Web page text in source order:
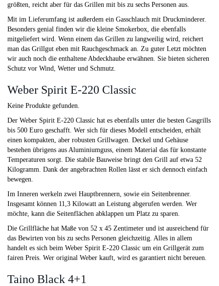
größten, reicht aber für das Grillen mit bis zu sechs Personen aus.
Mit im Lieferumfang ist außerdem ein Gasschlauch mit Druckminderer.
Besonders genial finden wir die kleine Smokerbox, die ebenfalls
mitgeliefert wird. Wenn einem das Grillen zu langweilig wird, reichert
man das Grillgut eben mit Rauchgeschmack an. Zu guter Letzt möchten
wir auch noch die enthaltene Abdeckhaube erwähnen. Sie bieten sicheren
Schutz vor Wind, Wetter und Schmutz.
Weber Spirit E-220 Classic
Keine Produkte gefunden.
Der Weber Spirit E-220 Classic hat es ebenfalls unter die besten Gasgrills
bis 500 Euro geschafft. Wer sich für dieses Modell entscheiden, erhält
einen kompakten, aber robusten Grillwagen. Deckel und Gehäuse
bestehen übrigens aus Aluminiumguss, einem Material das für konstante
Temperaturen sorgt. Die stabile Bauweise bringt den Grill auf etwa 52
Kilogramm. Dank der angebrachten Rollen lässt er sich dennoch einfach
bewegen.
Im Inneren werkeln zwei Hauptbrennern, sowie ein Seitenbrenner.
Insgesamt können 11,3 Kilowatt an Leistung abgerufen werden. Wer
möchte, kann die Seitenflächen abklappen um Platz zu sparen.
Die Grillfläche hat Maße von 52 x 45 Zentimeter und ist ausreichend für
das Bewirten von bis zu sechs Personen gleichzeitig. Alles in allem
handelt es sich beim Weber Spirit E-220 Classic um ein Grillgerät zum
fairen Preis. Wer original Weber kauft, wird es garantiert nicht bereuen.
Taino Black 4+1